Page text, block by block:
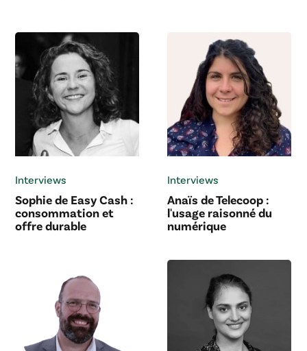
Interviews
Sophie de Easy Cash :
consommation et
offre durable
Interviews
Anaïs de Telecoop :
l'usage raisonné du
numérique